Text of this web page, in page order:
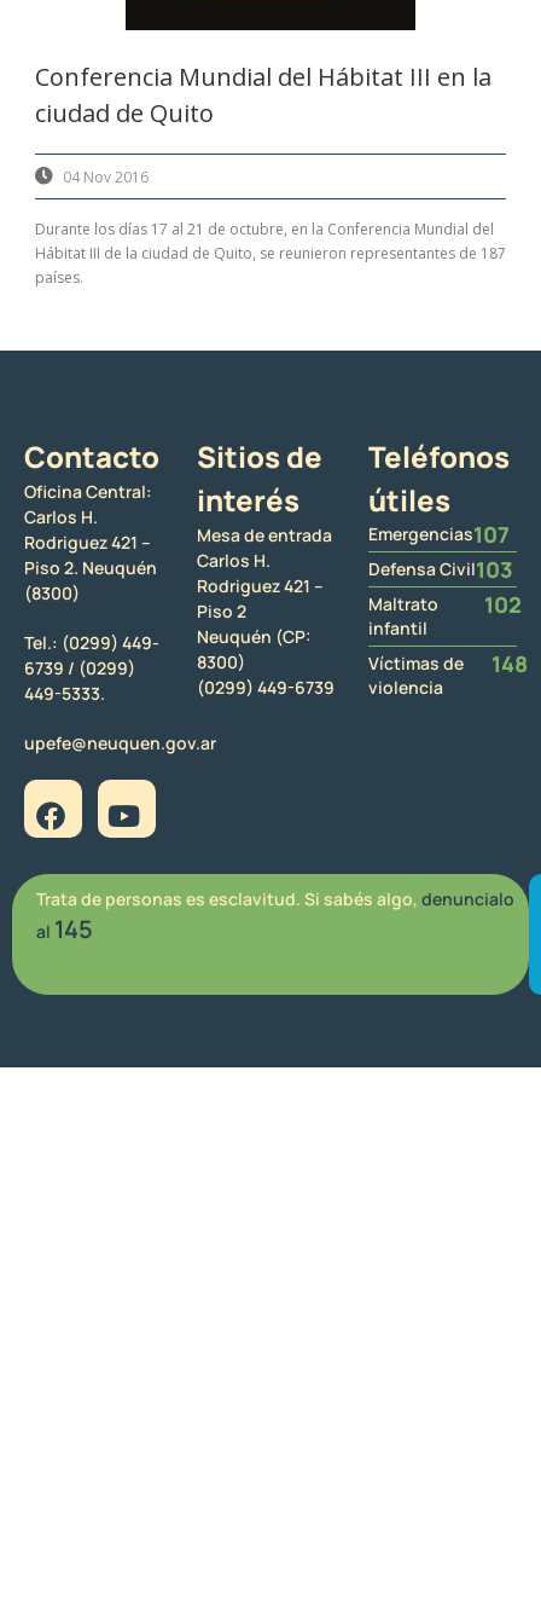
Conferencia Mundial del Hábitat III en la
ciudad de Quito
04 Nov 2016
Durante los días 17 al 21 de octubre, en la Conferencia Mundial del
Hábitat III de la ciudad de Quito, se reunieron representantes de 187
países.
Contacto
Oficina Central:
Carlos H.
Rodriguez 421 –
Piso 2. Neuquén
(8300)
Tel.: (0299) 449-
6739 / (0299)
449-5333.
upefe@neuquen.gov.ar
Sitios de
interés
Mesa de entrada
Carlos H.
Rodriguez 421 –
Piso 2
Neuquén (CP:
8300)
(0299) 449-6739
Teléfonos
útiles
Emergencias107
Defensa Civil103
Maltrato
infantil
102
Víctimas de
violencia
148
Trata de personas es esclavitud. Si sabés algo, denuncialo
al 145